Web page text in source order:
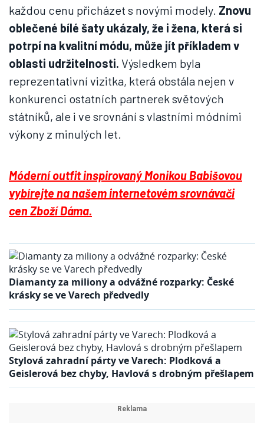
každou cenu přicházet s novými modely. Znovu
oblečené bílé šaty ukázaly, že i žena, která si
potrpí na kvalitní módu, může jít příkladem v
oblasti udržitelnosti. Výsledkem byla
reprezentativní vizitka, která obstála nejen v
konkurenci ostatních partnerek světových
státníků, ale i ve srovnání s vlastními módními
výkony z minulých let.
Móderní outfit inspirovaný Monikou Babišovou
vybírejte na našem internetovém srovnávači
cen Zboží Dáma.
Diamanty za miliony a odvážné rozparky: České
krásky se ve Varech předvedly
Stylová zahradní párty ve Varech: Plodková a
Geislerová bez chyby, Havlová s drobným přešlapem